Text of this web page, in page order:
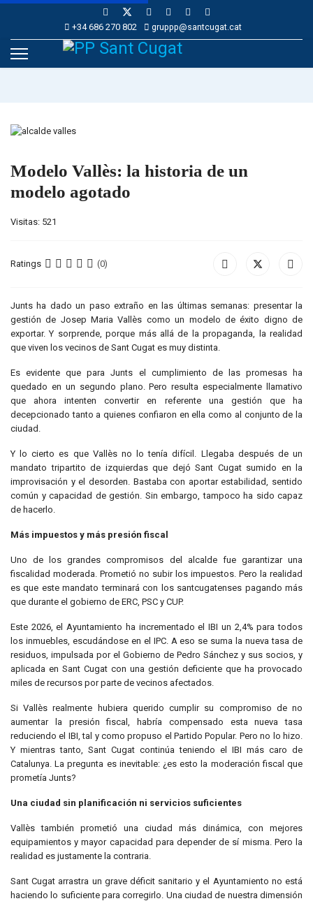
+34 686 270 802 gruppp@santcugat.cat
Modelo Vallès: la historia de un
modelo agotado
Visitas: 521
Ratings (0)
Junts ha dado un paso extraño en las últimas semanas: presentar la
gestión de Josep Maria Vallès como un modelo de éxito digno de
exportar. Y sorprende, porque más allá de la propaganda, la realidad
que viven los vecinos de Sant Cugat es muy distinta.
Es evidente que para Junts el cumplimiento de las promesas ha
quedado en un segundo plano. Pero resulta especialmente llamativo
que ahora intenten convertir en referente una gestión que ha
decepcionado tanto a quienes confiaron en ella como al conjunto de la
ciudad.
Y lo cierto es que Vallès no lo tenía difícil. Llegaba después de un
mandato tripartito de izquierdas que dejó Sant Cugat sumido en la
improvisación y el desorden. Bastaba con aportar estabilidad, sentido
común y capacidad de gestión. Sin embargo, tampoco ha sido capaz
de hacerlo.
Más impuestos y más presión fiscal
Uno de los grandes compromisos del alcalde fue garantizar una
fiscalidad moderada. Prometió no subir los impuestos. Pero la realidad
es que este mandato terminará con los santcugatenses pagando más
que durante el gobierno de ERC, PSC y CUP.
Este 2026, el Ayuntamiento ha incrementado el IBI un 2,4% para todos
los inmuebles, escudándose en el IPC. A eso se suma la nueva tasa de
residuos, impulsada por el Gobierno de Pedro Sánchez y sus socios, y
aplicada en Sant Cugat con una gestión deficiente que ha provocado
miles de recursos por parte de vecinos afectados.
Si Vallès realmente hubiera querido cumplir su compromiso de no
aumentar la presión fiscal, habría compensado esta nueva tasa
reduciendo el IBI, tal y como propuso el Partido Popular. Pero no lo hizo.
Y mientras tanto, Sant Cugat continúa teniendo el IBI más caro de
Catalunya. La pregunta es inevitable: ¿es esto la moderación fiscal que
prometía Junts?
Una ciudad sin planificación ni servicios suficientes
Vallès también prometió una ciudad más dinámica, con mejores
equipamientos y mayor capacidad para depender de sí misma. Pero la
realidad es justamente la contraria.
Sant Cugat arrastra un grave déficit sanitario y el Ayuntamiento no está
haciendo lo suficiente para corregirlo. Una ciudad de nuestra dimensión